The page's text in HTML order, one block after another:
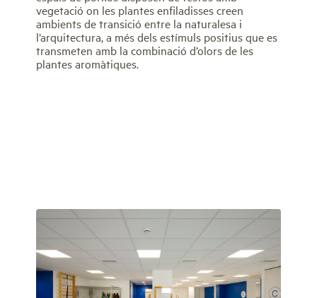
vegetació on les plantes enfiladisses creen
ambients de transició entre la naturalesa i
l’arquitectura, a més dels estímuls positius que es
transmeten amb la combinació d’olors de les
plantes aromàtiques.